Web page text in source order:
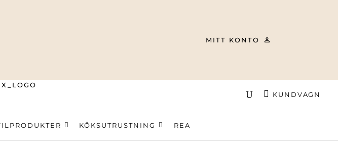
MITT KONTO
KUNDVAGN
KÖKSUTRUSTNING REA